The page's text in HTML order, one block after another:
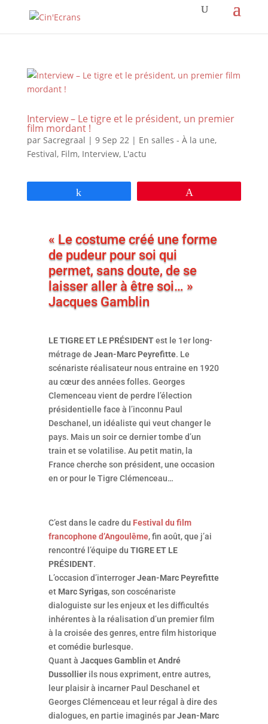
Interview – Le tigre et le président, un premier
film mordant !
par Sacregraal | 9 Sep 22| En salles - À la une,
Festival, Film, Interview, L'actu
« Le costume créé une forme
de pudeur pour soi qui
permet, sans doute, de se
laisser aller à être soi… »
Jacques Gamblin
LE TIGRE ET LE PRÉSIDENTest le 1er long-
métrage de Jean-Marc Peyrefitte. Le
scénariste réalisateur nous entraine en 1920
au cœur des années folles. Georges
Clemenceau vient de perdre l’élection
présidentielle face à l’inconnu Paul
Deschanel, un idéaliste qui veut changer le
pays. Mais un soir ce dernier tombe d’un
train et se volatilise. Au petit matin, la
France cherche son président, une occasion
en or pour le Tigre Clémenceau…
C’est dans le cadre du Festival du film
francophone d’Angoulême, fin août, que j’ai
rencontré l’équipe du TIGRE ET LE
PRÉSIDENT.
L’occasion d’interrogerJean-Marc Peyrefitte
et Marc Syrigas, son coscénariste
dialoguiste sur les enjeux et les difficultés
inhérentes à la réalisation d’un premier film
à la croisée des genres, entre film historique
et comédie burlesque.
Quant à Jacques Gamblin etAndré
Dussollierils nous expriment, entre autres,
leur plaisir à incarner Paul Deschanel et
Georges Clémenceau et leur régal à dire des
dialogues, en partie imaginés parJean-Marc